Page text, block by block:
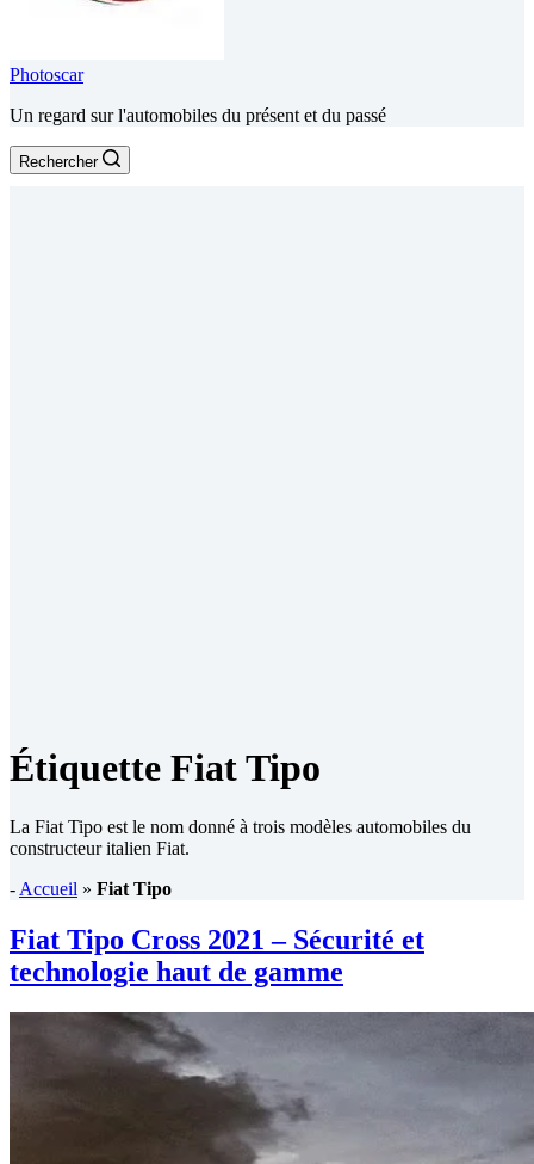
Photoscar
Un regard sur l'automobiles du présent et du passé
Rechercher
Étiquette Fiat Tipo
La Fiat Tipo est le nom donné à trois modèles automobiles du
constructeur italien Fiat.
- Accueil » Fiat Tipo
Fiat Tipo Cross 2021 – Sécurité et
technologie haut de gamme